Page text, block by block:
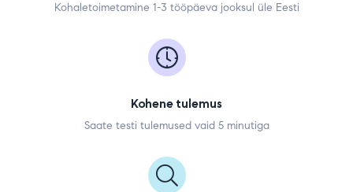
Kohaletoimetamine 1-3 tööpäeva jooksul üle Eesti
Kohene tulemus
Saate testi tulemused vaid 5 minutiga